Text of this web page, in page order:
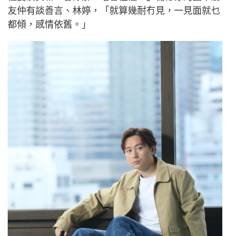
友仲有談善言、林婷，「就算幾耐冇見，一見面就乜
都傾，感情依舊。」